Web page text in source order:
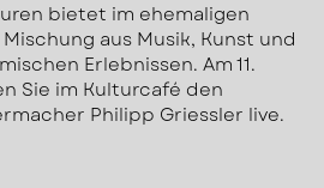
bietet im ehemaligen
aus Musik, Kunst und
Erlebnissen. Am 11.
Sie im Kulturcafé den
Philipp Griessler live.